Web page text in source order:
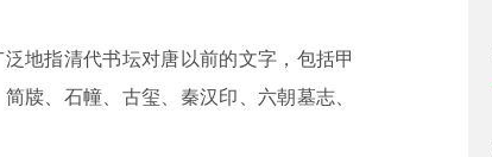
地指清代书坛对唐以前的文字，包括甲
牍、石幢、古玺、秦汉印、六朝墓志、